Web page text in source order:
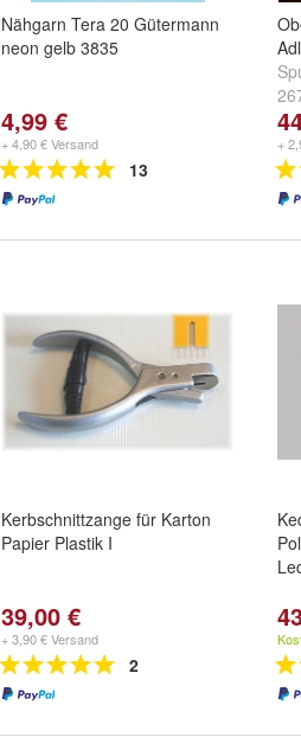
Nähgarn Tera 20 Gütermann
neon gelb 3835
4,99 €
+ 4,90 € Versand
13
+
Kerbschnittzange für Karton
Papier Plastik I
39,00 €
+ 3,90 € Versand
2